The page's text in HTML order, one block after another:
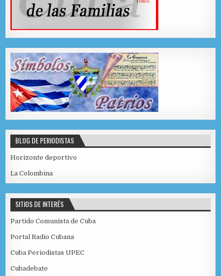
BLOG DE PERIODISTAS
Horizonte deportivo
La Colombina
SITIOS DE INTERÉS
Partido Comunista de Cuba
Portal Radio Cubana
Cuba Periodistas UPEC
Cubadebate